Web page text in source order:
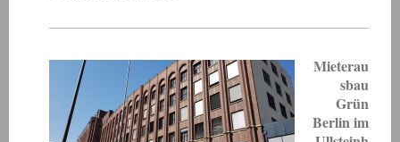
Mieterau
sbau
Grün
Berlin im